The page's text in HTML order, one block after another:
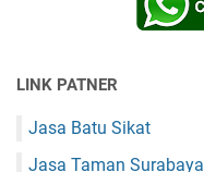
LINK PATNER
Jasa Batu Sikat
Jasa Taman Surabaya